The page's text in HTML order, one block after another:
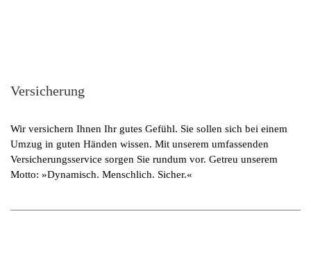
Versicherung
Wir versichern Ihnen Ihr gutes Gefühl. Sie sollen sich bei einem
Umzug in guten Händen wissen. Mit unserem umfassenden
Versicherungsservice sorgen Sie rundum vor. Getreu unserem
Motto: »Dynamisch. Menschlich. Sicher.«